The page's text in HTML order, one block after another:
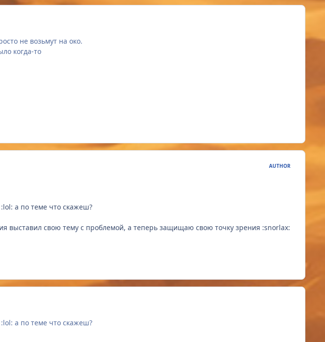
не возьмут на око.
когда-то
AUTHOR
а по теме что скажеш?
выставил свою тему с проблемой, а теперь защищаю свою точку зрения :snorlax:
а по теме что скажеш?